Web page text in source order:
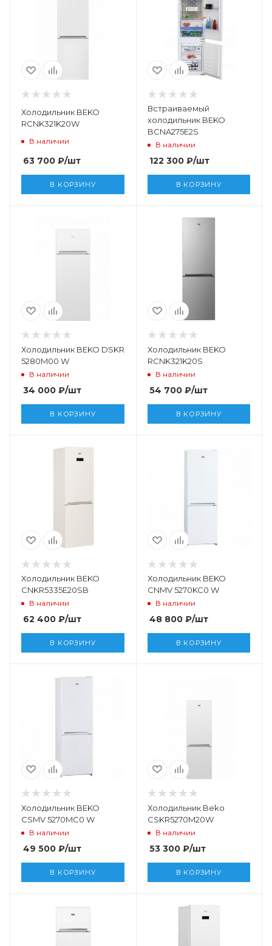
Холодильник BEKO
RCNK321K20W
В наличии
63 700 ₽/шт
В КОРЗИНУ
Встраиваемый
холодильник BEKO
BCNA275E2S
В наличии
122 300₽/шт
В КОРЗИНУ
Холодильник BEKO DSKR
5280M00 W
В наличии
34 000 ₽/шт
В КОРЗИНУ
Холодильник BEKO
RCNK321K20S
В наличии
54 700₽/шт
В КОРЗИНУ
Холодильник BEKO
CNKR5335E20SB
В наличии
62 400 ₽/шт
В КОРЗИНУ
Холодильник BEKO
CNMV 5270KC0 W
В наличии
48 800₽/шт
В КОРЗИНУ
Холодильник BEKO
CSMV 5270MC0 W
В наличии
49 500 ₽/шт
В КОРЗИНУ
Холодильник Beko
CSKR5270M20W
В наличии
53 300₽/шт
В КОРЗИНУ